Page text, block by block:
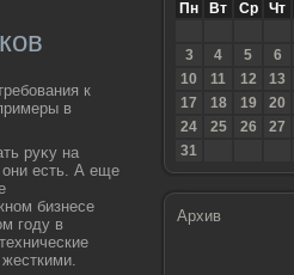
к
в
руκу на
они есть. А еще
бизнесе
году в
Пн Вт Ср Чт
3
4 5 6
10
11 12 13
17
18 19 20
24
25 26 27
31
Архив